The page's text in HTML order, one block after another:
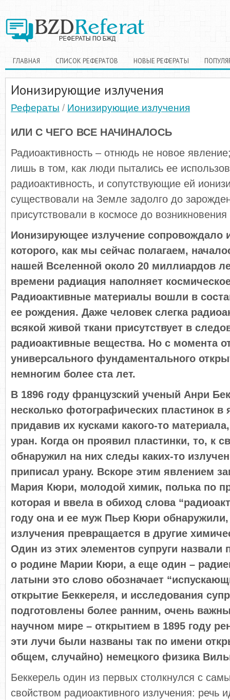
ГЛАВНАЯ СПИСОК РЕФЕРАТОВ НОВЫЕ РЕФЕРАТЫ
Ионизирующие излучения
Рефераты / Ионизирующие излучения
ИЛИ С ЧЕГО ВСЕ НАЧИНАЛОСЬ
Радиоактивность – отнюдь не новое
лишь в том, как люди пытались ее
радиоактивность, и сопутствующие ей
существовали на Земле задолго до
присутствовали в космосе до
Ионизирующее излучение сопровождало
которого, как мы сейчас полагаем,
нашей Вселенной около 20 миллиардов
времени радиация наполняет
Радиоактивные материалы вошли в
ее рождения. Даже человек слегка
всякой живой ткани присутствует в
радиоактивные вещества. Но с момента
универсального фундаментального
немногим более ста лет.
В 1896 году французский ученый Анри
несколько фотографических пластинок в
придавив их кусками какого-то
уран. Когда он проявил пластинки, то, к
обнаружил на них следы каких-то
приписал урану. Вскоре этим явлением
Мария Кюри, молодой химик, полька по
которая и ввела в обиход слова
году она и ее муж Пьер Кюри обнаружили,
излучения превращается в другие
Один из этих элементов супруги назвали
о родине Марии Кюри, а еще один –
латыни это слово обозначает
открытие Беккереля, и исследования
подготовлены более ранним, очень
научном мире – открытием в 1895 году
эти лучи были названы так по имени
общем, случайно) немецкого физика
Беккерель один из первых столкнулся с
свойством радиоактивного излучения: речь